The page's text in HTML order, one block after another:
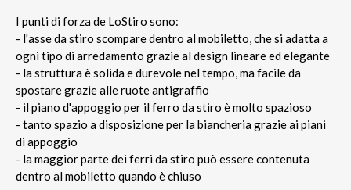
I punti di forza de LoStiro sono:
- l'asse da stiro scompare dentro al mobiletto, che si adatta a
ogni tipo di arredamento grazie al design lineare ed elegante
- la struttura è solida e durevole nel tempo, ma facile da
spostare grazie alle ruote antigraffio
- il piano d'appoggio per il ferro da stiro è molto spazioso
- tanto spazio a disposizione per la biancheria grazie ai piani
di appoggio
- la maggior parte dei ferri da stiro può essere contenuta
dentro al mobiletto quando è chiuso